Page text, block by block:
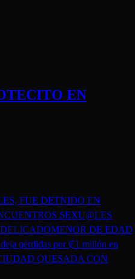
EN
FUE DETNIDO EN
SEXU@LES
MENOR DE EDAD
pérdidas por ₡1 millón en
QUESADA CON